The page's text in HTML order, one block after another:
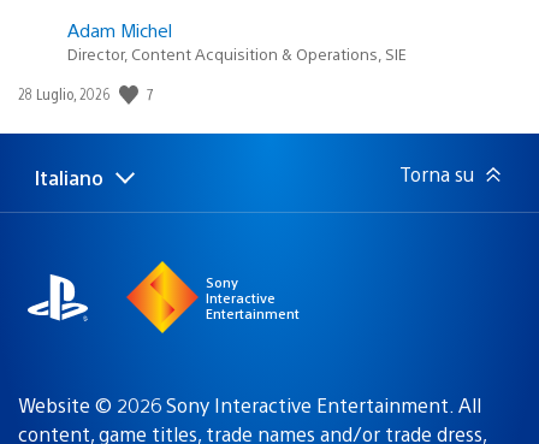
Adam Michel
Director, Content Acquisition & Operations, SIE
Data
pubblicazione:
28 Luglio, 2026 7
Seleziona
una
Regione
attuale:
Italiano Torna su
Sony
Interactive
Entertainment
Website © 2026 Sony Interactive Entertainment. All
content, game titles, trade names and/or trade dress,